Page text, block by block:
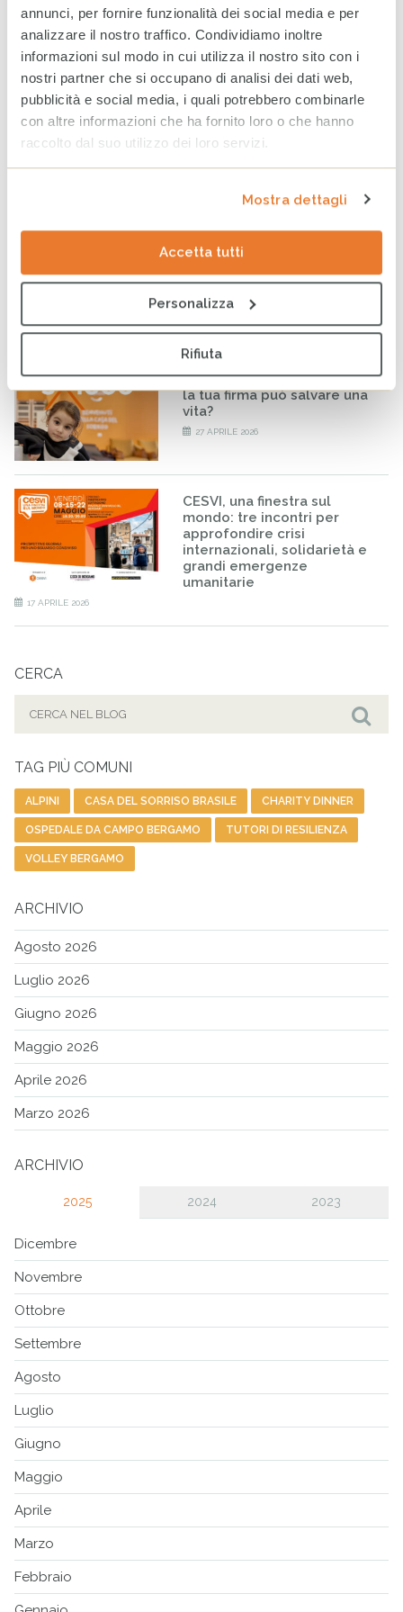
annunci, per fornire funzionalità dei social media e per
analizzare il nostro traffico. Condividiamo inoltre
informazioni sul modo in cui utilizza il nostro sito con i
nostri partner che si occupano di analisi dei dati web,
pubblicità e social media, i quali potrebbero combinarle
con altre informazioni che ha fornito loro o che hanno
raccolto dal suo utilizzo dei loro servizi.
Mostra dettagli
Accetta tutti
Personalizza
Rifiuta
settima edizione dell’Indice
regionale sul
maltrattamento e la cura
all’infanzia in Italia
8 GIUGNO 2026
CESVI a COOPERA 2026, la
conferenza dedicata alla
cooperazione allo sviluppo
RISE-UP: al via il percorso
formativo per minori
stranieri non accompagnati
20 MAGGIO 2026
Il tuo 5×1000 a CESVI: come
la tua firma può salvare una
vita?
27 APRILE 2026
CESVI, una finestra sul
mondo: tre incontri per
approfondire crisi
internazionali, solidarietà e
grandi emergenze
umanitarie
17 APRILE 2026
CERCA
TAG PIÙ COMUNI
ALPINI CASA DEL SORRISO BRASILE CHARITY DINNER
OSPEDALE DA CAMPO BERGAMO TUTORI DI RESILIENZA
VOLLEY BERGAMO
ARCHIVIO
Agosto 2026
Luglio 2026
Giugno 2026
Maggio 2026
Aprile 2026
Marzo 2026
ARCHIVIO
2025 2024 2023
Dicembre
Novembre
Ottobre
Settembre
Agosto
Luglio
Giugno
Maggio
Aprile
Marzo
Febbraio